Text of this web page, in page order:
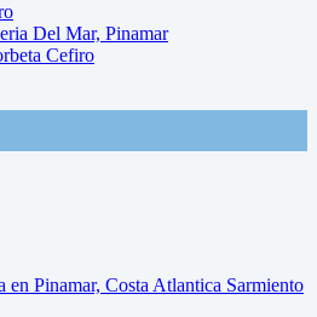
Del Mar, Pinamar
Cefiro